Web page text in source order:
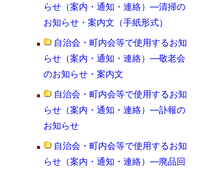
らせ（案内・通知・連絡）―清掃の
お知らせ・案内文（手紙形式）
自治会・町内会等で使用するお知
らせ（案内・通知・連絡）―敬老会
のお知らせ・案内文
自治会・町内会等で使用するお知
らせ（案内・通知・連絡）―訃報の
お知らせ
自治会・町内会等で使用するお知
らせ（案内・通知・連絡）―廃品回